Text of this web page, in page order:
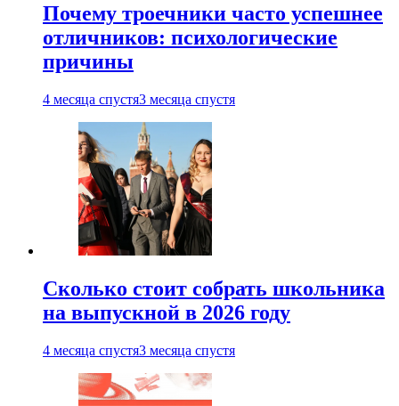
Почему троечники часто успешнее
отличников: психологические
причины
4 месяца спустя3 месяца спустя
Сколько стоит собрать школьника
на выпускной в 2026 году
4 месяца спустя3 месяца спустя